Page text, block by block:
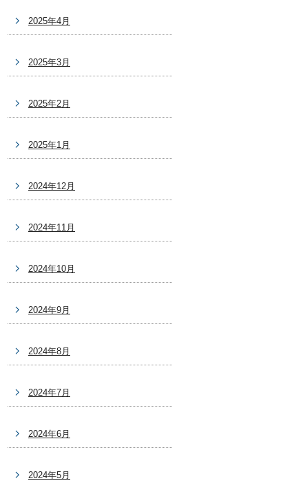
2025年4月
2025年3月
2025年2月
2025年1月
2024年12月
2024年11月
2024年10月
2024年9月
2024年8月
2024年7月
2024年6月
2024年5月